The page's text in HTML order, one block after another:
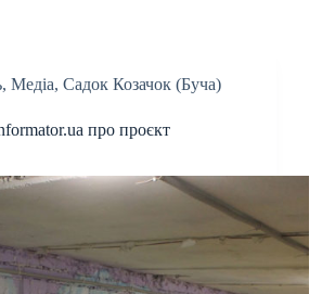
, Медіа, Садок Козачок (Буча)
про проєкт